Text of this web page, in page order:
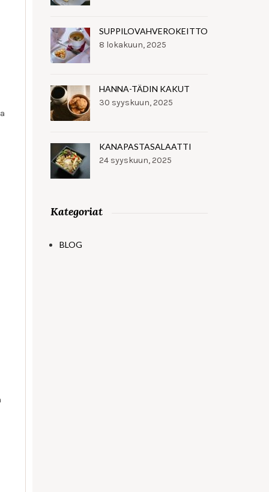
SUPPILOVAHVEROKEITTO
8 lokakuun, 2025
HANNA-TÄDIN KAKUT
30 syyskuun, 2025
KANAPASTASALAATTI
24 syyskuun, 2025
Kategoriat
BLOG